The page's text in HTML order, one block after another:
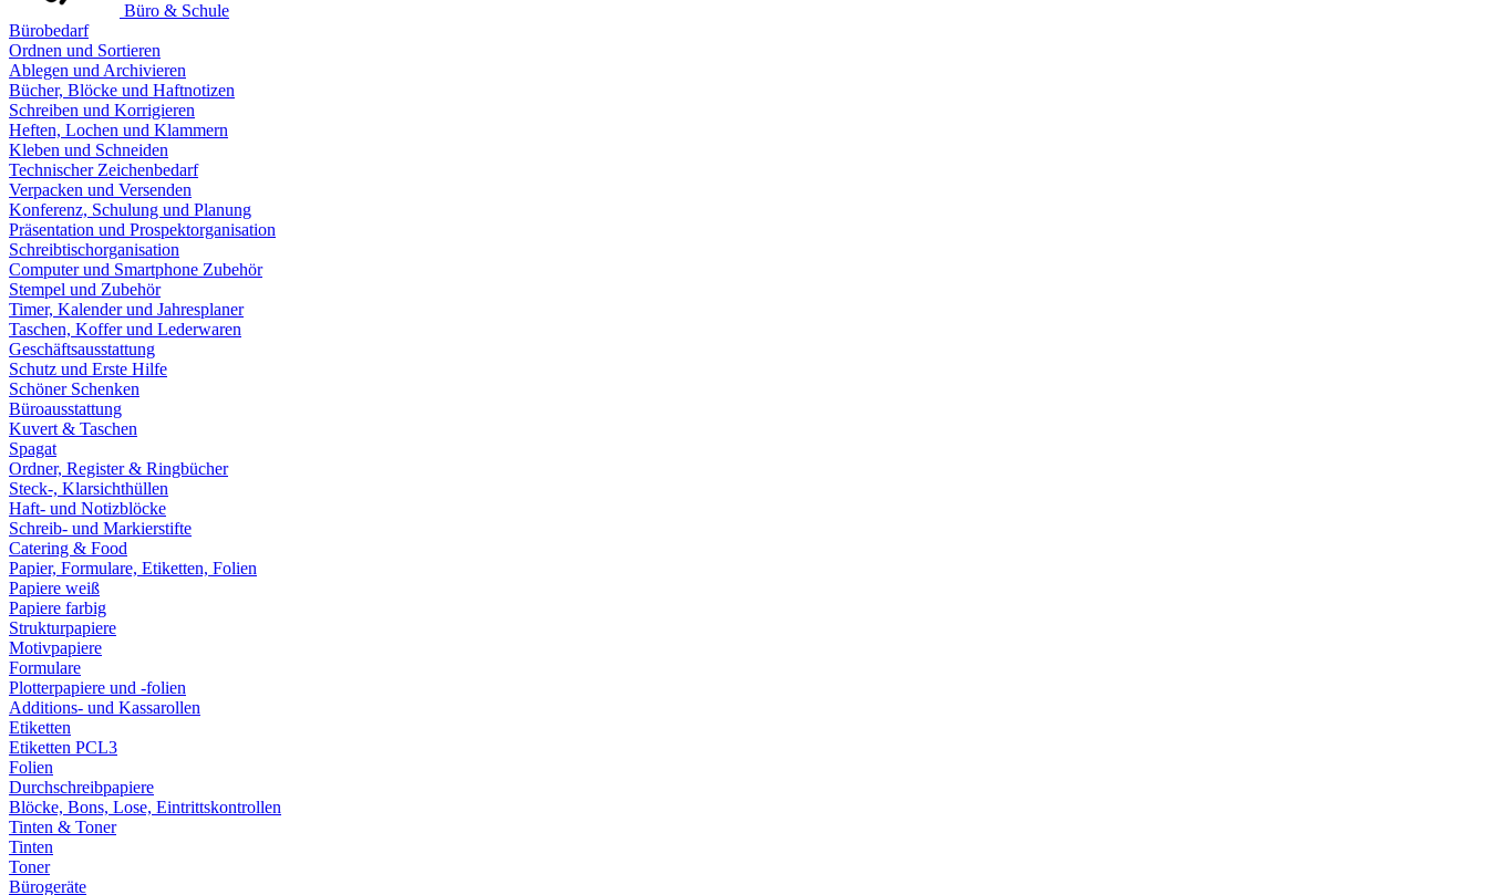
Büro & Schule
Bürobedarf
Ordnen und Sortieren
Ablegen und Archivieren
Bücher, Blöcke und Haftnotizen
Schreiben und Korrigieren
Heften, Lochen und Klammern
Kleben und Schneiden
Technischer Zeichenbedarf
Verpacken und Versenden
Konferenz, Schulung und Planung
Präsentation und Prospektorganisation
Schreibtischorganisation
Computer und Smartphone Zubehör
Stempel und Zubehör
Timer, Kalender und Jahresplaner
Taschen, Koffer und Lederwaren
Geschäftsausstattung
Schutz und Erste Hilfe
Schöner Schenken
Büroausstattung
Kuvert & Taschen
Spagat
Ordner, Register & Ringbücher
Steck-, Klarsichthüllen
Haft- und Notizblöcke
Schreib- und Markierstifte
Catering & Food
Papier, Formulare, Etiketten, Folien
Papiere weiß
Papiere farbig
Strukturpapiere
Motivpapiere
Formulare
Plotterpapiere und -folien
Additions- und Kassarollen
Etiketten
Etiketten PCL3
Folien
Durchschreibpapiere
Blöcke, Bons, Lose, Eintrittskontrollen
Tinten & Toner
Tinten
Toner
Bürogeräte